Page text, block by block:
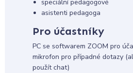
speciální pedagogové
asistenti pedagoga
Pro účastníky
PC se softwarem ZOOM pro
mikrofon pro případné dotazy
použít chat)